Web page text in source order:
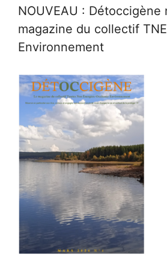
NOUVEAU : Détoccigène
magazine du collectif
Environnement